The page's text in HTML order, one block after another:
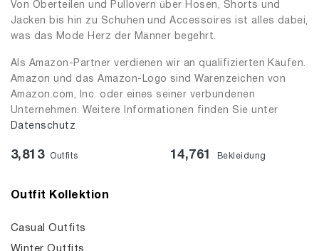
Von Oberteilen und Pullovern über Hosen, Shorts und
Jacken bis hin zu Schuhen und Accessoires ist alles dabei,
was das Mode Herz der Männer begehrt.
Als Amazon-Partner verdienen wir an qualifizierten Käufen.
Amazon und das Amazon-Logo sind Warenzeichen von
Amazon.com, Inc. oder eines seiner verbundenen
Unternehmen. Weitere Informationen finden Sie unter
Datenschutz
3,813 Outfits 14,761 Bekleidung
Outfit Kollektion
Casual Outfits
Winter Outfits